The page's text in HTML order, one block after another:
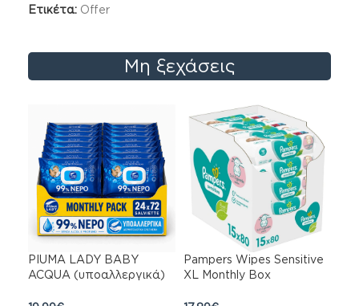
Ετικέτα: Offer
Μη ξεχάσεις
PIUMA LADY BABY
ACQUA (υποαλλεργικά)
Pampers Wipes Sensitive
XL Monthly Bοx